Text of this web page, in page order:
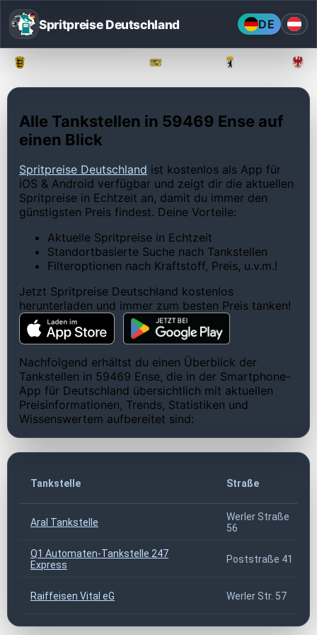
Spritpreise Deutschland DE
Alle Tankstellen in 59469 Ense auf
einen Blick
Spritpreise Deutschland ist kostenlos als App für
iOS & Android verfügbar und zeigt dir die aktuellen
Spritpreise in Echtzeit an, damit du immer den
günstigsten Preis findest. Deine Vorteile:
Aktuelle Spritpreise in Echtzeit
Standortbasierte Suche nach Tankstellen
Filteroptionen nach Kraftstoff, Preis, u.v.m.!
Jetzt Spritpreise Deutschland kostenlos
herunterladen und immer zum besten Preis tanken!
Nachfolgend erhältst du einen Überblick der
Tankstellen in 59469 Ense, die in der Smartphone-
App für Deutschland übersichtlich mit aktuellen
Preisinformationen, Trends, Statistiken und
Wissenswertem aufbereitet sind:
Tankstelle Straße
Aral Tankstelle
Werler Straße
56
Q1 Automaten-Tankstelle 247
Express
Poststraße 41
Raiffeisen Vital eG Werler Str. 57